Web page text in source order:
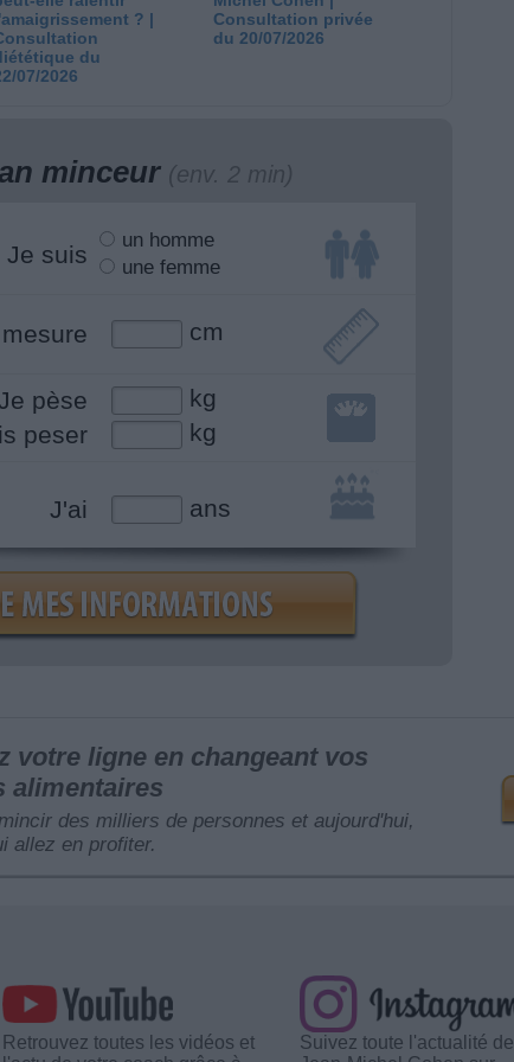
? |
du
07/2026
Consultation privée
du 20/07/2026
minceur (env. 2 min)
Je suis
un homme
une femme
cm
pèse
kg
peser
kg
J'ai ans
votre ligne en changeant vos
alimentaires
des milliers de personnes et aujourd'hui,
allez en profiter.
Retrouvez toutes les vidéos et
Suivez toute l'actualité de